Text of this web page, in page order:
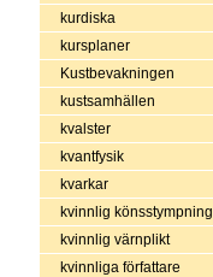
kurdiska
kursplaner
Kustbevakningen
kustsamhällen
kvalster
kvantfysik
kvarkar
kvinnlig könsstympning
kvinnlig värnplikt
kvinnliga författare